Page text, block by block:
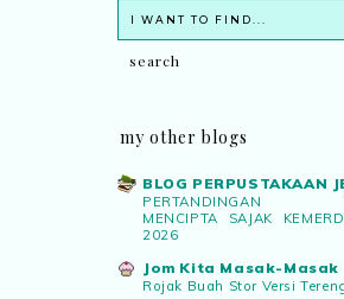
my other blogs
BLOG PERPUSTAKAAN
PERTANDINGAN
MENCIPTA SAJAK
2026
Jom Kita Masak-Masak
Rojak Buah Stor Versi